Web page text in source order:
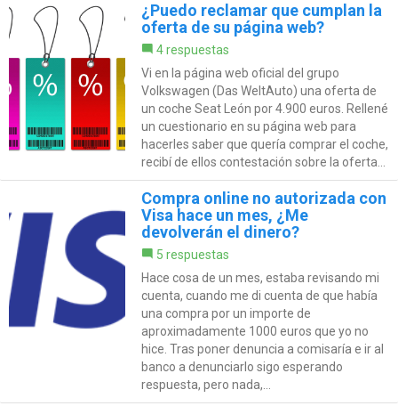
¿Puedo reclamar que cumplan la
oferta de su página web?
4 respuestas
Vi en la página web oficial del grupo
Volkswagen (Das WeltAuto) una oferta de
un coche Seat León por 4.900 euros. Rellené
un cuestionario en su página web para
hacerles saber que quería comprar el coche,
recibí de ellos contestación sobre la oferta...
Compra online no autorizada con
Visa hace un mes, ¿Me
devolverán el dinero?
5 respuestas
Hace cosa de un mes, estaba revisando mi
cuenta, cuando me di cuenta de que había
una compra por un importe de
aproximadamente 1000 euros que yo no
hice. Tras poner denuncia a comisaría e ir al
banco a denunciarlo sigo esperando
respuesta, pero nada,...